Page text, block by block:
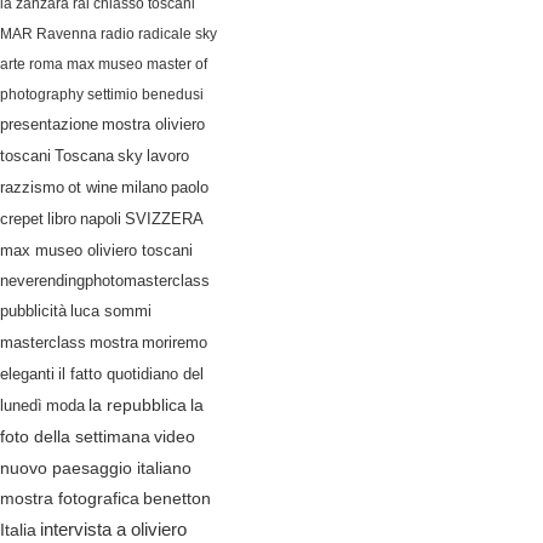
la zanzara rai chiasso toscani
MAR Ravenna radio radicale sky
arte roma max museo master of
photography settimio benedusi
presentazione mostra oliviero
toscani
Toscana sky lavoro
razzismo ot wine milano paolo
crepet libro napoli SVIZZERA
max museo oliviero toscani
neverendingphotomasterclass
pubblicità luca sommi
masterclass mostra moriremo
eleganti il fatto quotidiano del
lunedì moda la repubblica la
foto della settimana video
nuovo paesaggio italiano
mostra fotografica benetton
Italia intervista a oliviero